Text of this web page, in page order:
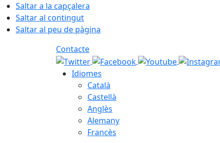
Saltar a la capçalera
Saltar al contingut
Saltar al peu de pàgina
Contacte
Idiomes
Català
Castellà
Anglès
Alemany
Francès